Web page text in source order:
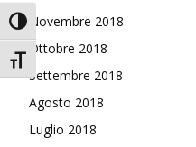
Attiva/disattiva alto contrasto
Attiva/disattiva dimensione testo
Novembre 2018
Ottobre 2018
Settembre 2018
Agosto 2018
Luglio 2018